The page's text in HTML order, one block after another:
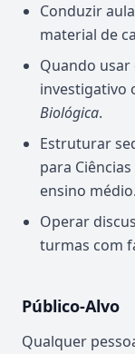
Conduzir
material de
Quando
investigativo
Biológica.
Estruturar
para
ensino médio.
Operar
turmas com
Público-Alvo
Qualquer